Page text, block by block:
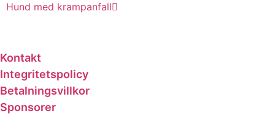
Hund med krampanfall
Kontakt
Integritetspolicy
Betalningsvillkor
Sponsorer